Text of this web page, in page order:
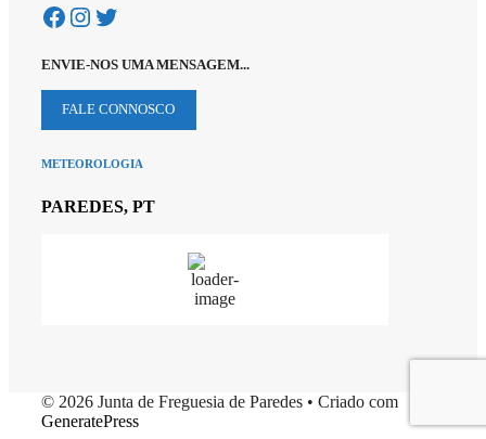
Facebook
Instagram
Twitter
ENVIE-NOS UMA MENSAGEM...
FALE CONNOSCO
METEOROLOGIA
PAREDES, PT
°C
© 2026 Junta de Freguesia de Paredes • Criado com
GeneratePress